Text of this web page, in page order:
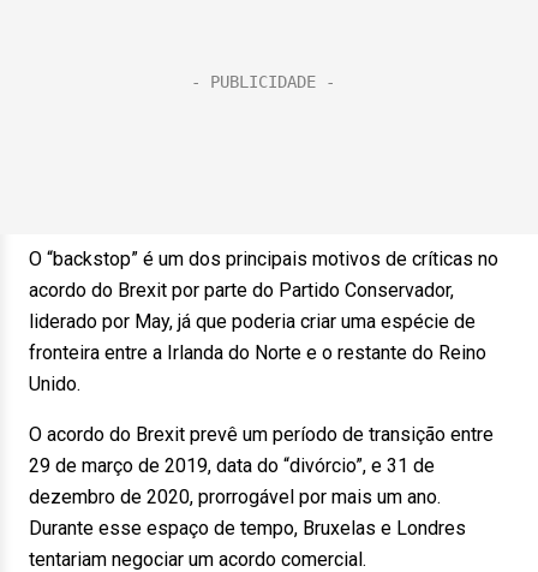
O “backstop” é um dos principais motivos de críticas no
acordo do Brexit por parte do Partido Conservador,
liderado por May, já que poderia criar uma espécie de
fronteira entre a Irlanda do Norte e o restante do Reino
Unido.
O acordo do Brexit prevê um período de transição entre
29 de março de 2019, data do “divórcio”, e 31 de
dezembro de 2020, prorrogável por mais um ano.
Durante esse espaço de tempo, Bruxelas e Londres
tentariam negociar um acordo comercial.